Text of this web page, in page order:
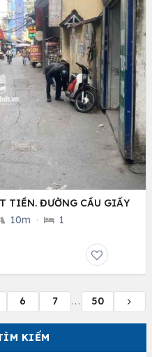
KIẾM
TIỀN. ĐƯỜNG CẦU GIẤY
10m · 1
6 7 ... 50